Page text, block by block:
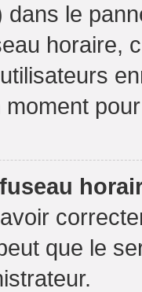
le
horaire,
moment
que le